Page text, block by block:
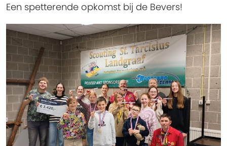
Een spetterende opkomst bij de Bevers!